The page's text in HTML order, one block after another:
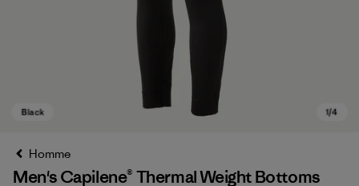
Homme
Men's Capilene® Thermal Weight Bottoms